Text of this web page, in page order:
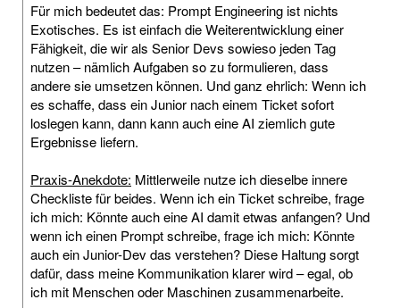
Für mich bedeutet das: Prompt Engineering ist nichts
Exotisches. Es ist einfach die Weiterentwicklung einer
Fähigkeit, die wir als Senior Devs sowieso jeden Tag
nutzen – nämlich Aufgaben so zu formulieren, dass
andere sie umsetzen können. Und ganz ehrlich: Wenn ich
es schaffe, dass ein Junior nach einem Ticket sofort
loslegen kann, dann kann auch eine AI ziemlich gute
Ergebnisse liefern.
Praxis-Anekdote: Mittlerweile nutze ich dieselbe innere
Checkliste für beides. Wenn ich ein Ticket schreibe, frage
ich mich: Könnte auch eine AI damit etwas anfangen? Und
wenn ich einen Prompt schreibe, frage ich mich: Könnte
auch ein Junior-Dev das verstehen? Diese Haltung sorgt
dafür, dass meine Kommunikation klarer wird – egal, ob
ich mit Menschen oder Maschinen zusammenarbeite.